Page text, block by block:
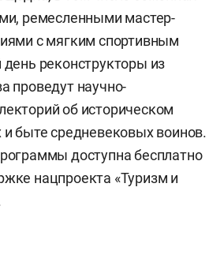
ремесленными мастер-
с мягким спортивным
реконструкторы из
проведут научно-
об историческом
и быте средневековых воинов.
доступна бесплатно
нацпроекта «Туризм и